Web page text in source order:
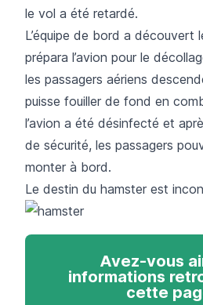
le vol a été retardé.
L’équipe de bord a découvert
prépara l’avion pour le
les passagers aériens
puisse fouiller de fond en
l’avion a été désinfecté et
de sécurité, les passagers
monter à bord.
Le destin du hamster est
Avez-vous
informations
cette